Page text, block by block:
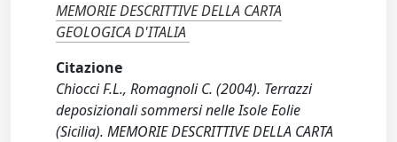
MEMORIE DESCRITTIVE DELLA CARTA
GEOLOGICA D'ITALIA
Citazione
Chiocci F.L., Romagnoli C. (2004). Terrazzi
deposizionali sommersi nelle Isole Eolie
(Sicilia). MEMORIE DESCRITTIVE DELLA CARTA